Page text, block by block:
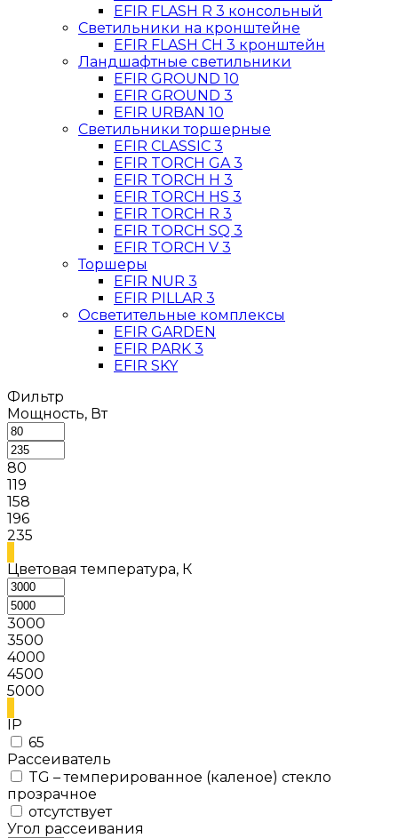
EFIR FLASH R 3 консольный
Светильники на кронштейне
EFIR FLASH CН 3 кронштейн
Ландшафтные светильники
EFIR GROUND 10
EFIR GROUND 3
EFIR URBAN 10
Светильники торшерные
EFIR CLASSIC 3
EFIR TORCH GA 3
EFIR TORCH H 3
EFIR TORCH HS 3
EFIR TORCH R 3
EFIR TORCH SQ 3
EFIR TORCH V 3
Торшеры
EFIR NUR 3
EFIR PILLAR 3
Осветительные комплексы
EFIR GARDEN
EFIR PARK 3
EFIR SKY
Фильтр
Мощность, Вт
80
119
158
196
235
Цветовая температура, К
3000
3500
4000
4500
5000
IP
65
Рассеиватель
TG – темперированное (каленое) стекло
прозрачное
отсутствует
Угол рассеивания